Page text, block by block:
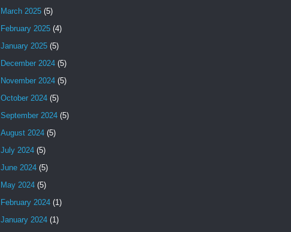
March 2025 (5)
February 2025 (4)
January 2025 (5)
December 2024 (5)
November 2024 (5)
October 2024 (5)
September 2024 (5)
August 2024 (5)
July 2024 (5)
June 2024 (5)
May 2024 (5)
February 2024 (1)
January 2024 (1)